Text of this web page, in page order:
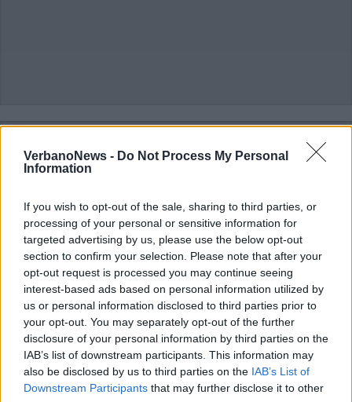
VerbanoNews - Do Not Process My Personal
Information
If you wish to opt-out of the sale, sharing to third parties, or
processing of your personal or sensitive information for
targeted advertising by us, please use the below opt-out
section to confirm your selection. Please note that after your
opt-out request is processed you may continue seeing
interest-based ads based on personal information utilized by
us or personal information disclosed to third parties prior to
your opt-out. You may separately opt-out of the further
disclosure of your personal information by third parties on the
IAB’s list of downstream participants. This information may
also be disclosed by us to third parties on the IAB’s List of
Downstream Participants that may further disclose it to other